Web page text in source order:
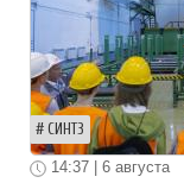
СИНТЗ
14:37 | 6 августа